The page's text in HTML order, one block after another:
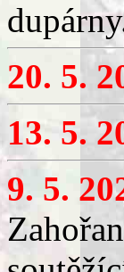
20. 5.
13. 5.
9. 5.